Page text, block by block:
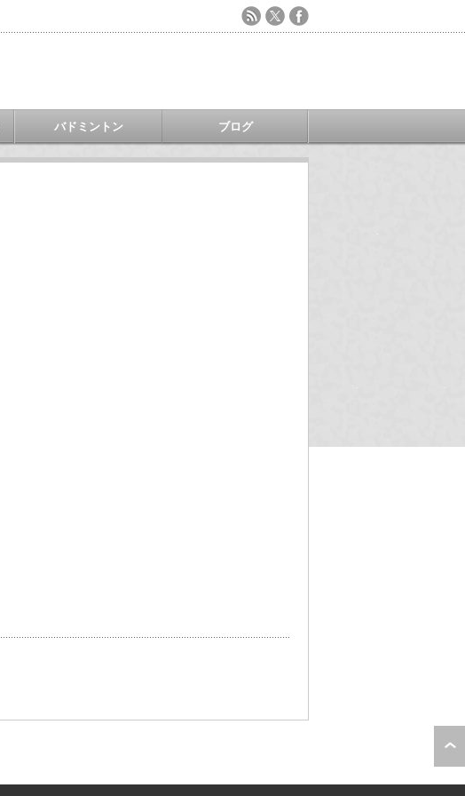
バドミントン ブログ